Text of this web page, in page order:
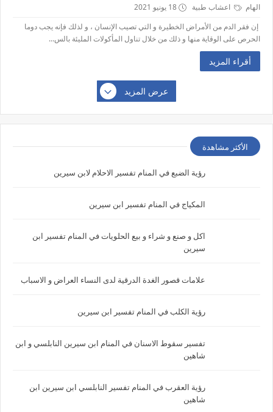
الهام اعشاب طبية
18 يونيو 2021
إن فقر الدم من الأمراض الخطيرة و التي تصيب الإنسان ، و لذلك فإنه يجب دوما
الحرص على الوقاية منها و ذلك من خلال تناول المأكولات المليئة بالس...
أقراء المزيد
عرض المزيد
الأكثر مشاهدة
رؤية الضبع في المنام تفسير الاحلام لابن سيرين
المكياج في المنام تفسير ابن سيرين
اكل و صنع و شراء و بيع الحلويات في المنام تفسير ابن
سيرين
علامات قصور الغدة الدرقية لدى النساء العراض و الاسباب
رؤية الكلب في المنام تفسير ابن سيرين
تفسير سقوط الاسنان في المنام ابن سيرين النابلسي و ابن
شاهين
رؤية العقرب في المنام تفسير النابلسي ابن سيرين ابن
شاهين